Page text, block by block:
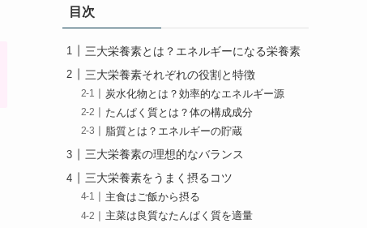
目次
三大栄養素とは？エネルギーになる栄養素
三大栄養素それぞれの役割と特徴
炭水化物とは？効率的なエネルギー源
たんぱく質とは？体の構成成分
脂質とは？エネルギーの貯蔵
三大栄養素の理想的なバランス
三大栄養素をうまく摂るコツ
主食はご飯から摂る
主菜は良質なたんぱく質を適量